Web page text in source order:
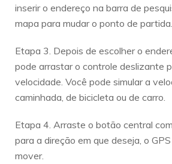
inserir o endereço na barra de
mapa para mudar o ponto de partida.
Etapa 3. Depois de escolher o
pode arrastar o controle deslizante
velocidade. Você pode simular a
caminhada, de bicicleta ou de carro.
Etapa 4. Arraste o botão central
para a direção em que deseja, o
mover.